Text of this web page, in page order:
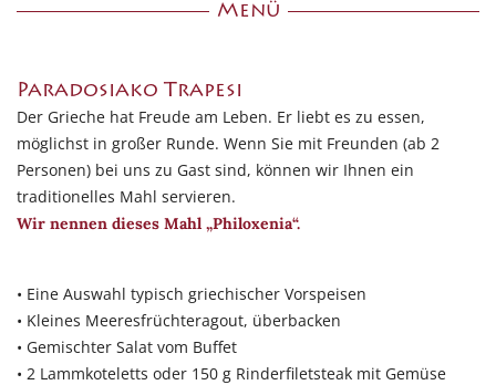
Menü
Paradosiako Trapesi
Der Grieche hat Freude am Leben. Er liebt es zu essen,
möglichst in großer Runde. Wenn Sie mit Freunden (ab 2
Personen) bei uns zu Gast sind, können wir Ihnen ein
traditionelles Mahl servieren.
Wir nennen dieses Mahl „Philoxenia“.
• Eine Auswahl typisch griechischer Vorspeisen
• Kleines Meeresfrüchteragout, überbacken
• Gemischter Salat vom Buffet
• 2 Lammkoteletts oder 150 g Rinderfiletsteak mit Gemüse